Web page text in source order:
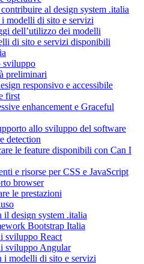
al design system .italia
modelli di sito e servizi
dell’utilizzo dei modelli
di sito e servizi disponibili
sviluppo
preliminari
responsivo e accessibile
first
enhancement e Graceful
allo sviluppo del software
detection
le feature disponibili con Can I
e risorse per CSS e JavaScript
browser
le prestazioni
il design system .italia
Bootstrap Italia
sviluppo React
sviluppo Angular
i modelli di sito e servizi